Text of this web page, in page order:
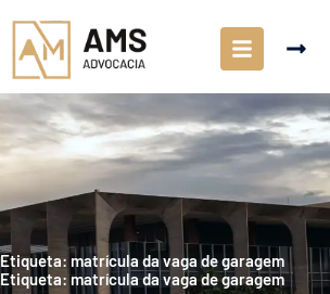
Etiqueta: matrícula da vaga de garagem
Etiqueta: matrícula da vaga de garagem